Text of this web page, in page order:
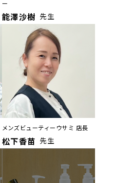
ー
能澤沙樹 先生
メンズビューティーウサミ 店長
松下香苗 先生